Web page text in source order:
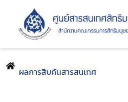
ผลการสืบค้นสารสนเทศ